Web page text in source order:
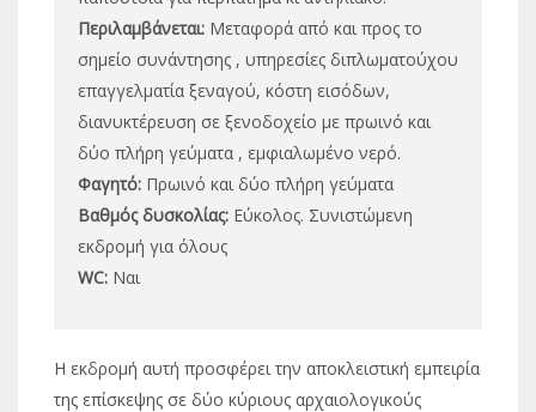
Περιλαμβάνεται: Μεταφορά από και προς το
σημείο συνάντησης , υπηρεσίες διπλωματούχου
επαγγελματία ξεναγού, κόστη εισόδων,
διανυκτέρευση σε ξενοδοχείο με πρωινό και
δύο πλήρη γεύματα , εμφιαλωμένο νερό.
Φαγητό: Πρωινό και δύο πλήρη γεύματα
Βαθμός δυσκολίας: Εύκολος. Συνιστώμενη
εκδρομή για όλους
WC: Ναι
Η εκδρομή αυτή προσφέρει την αποκλειστική εμπειρία
της επίσκεψης σε δύο κύριους αρχαιολογικούς